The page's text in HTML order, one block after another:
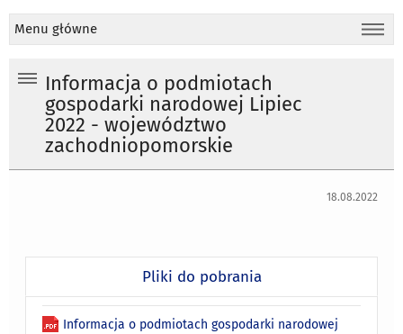
Menu główne
Informacja o podmiotach
gospodarki narodowej Lipiec
2022 - województwo
zachodniopomorskie
18.08.2022
Pliki do pobrania
Informacja o podmiotach gospodarki narodowej